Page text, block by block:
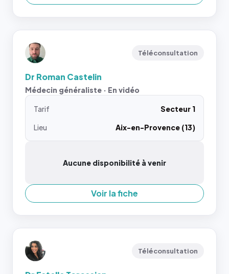
Téléconsultation
Dr Roman Castelin
Médecin généraliste · En vidéo
Tarif
Secteur 1
Lieu
Aix-en-Provence (13)
Aucune disponibilité à venir
Voir la fiche
Téléconsultation